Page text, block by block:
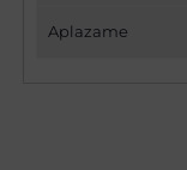
Aplazame